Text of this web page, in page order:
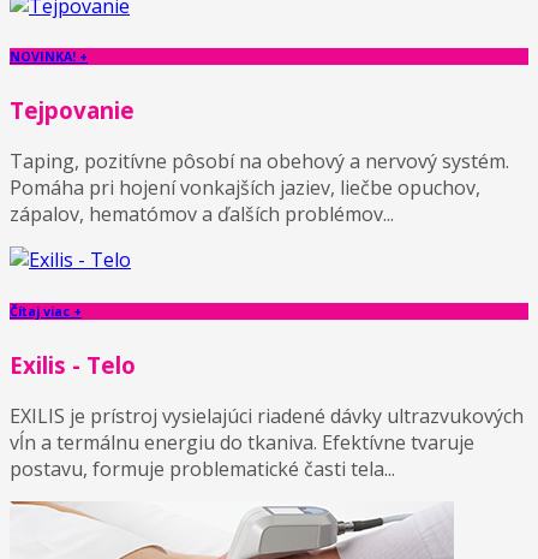
NOVINKA! +
Tejpovanie
Taping, pozitívne pôsobí na obehový a nervový systém.
Pomáha pri hojení vonkajších jaziev, liečbe opuchov,
zápalov, hematómov a ďalších problémov...
Čítaj viac +
Exilis - Telo
EXILIS je prístroj vysielajúci riadené dávky ultrazvukových
vĺn a termálnu energiu do tkaniva. Efektívne tvaruje
postavu, formuje problematické časti tela...